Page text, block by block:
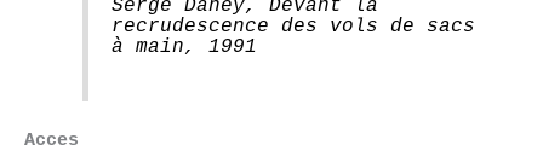
Serge Daney, Devant la
recrudescence des vols de sacs
à main, 1991
Acces